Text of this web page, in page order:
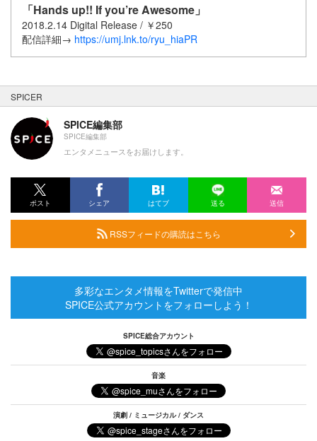
「Hands up!! If you’re Awesome」
2018.2.14 Digital Release / ￥250
配信詳細→ https://umj.lnk.to/ryu_hiaPR
SPICER
SPICE編集部
SPICE編集部
エンタメニュースをお届けします。
ポスト シェア はてブ 送る 送信
RSSフィードの購読はこちら
多彩なエンタメ情報をTwitterで発信中
SPICE公式アカウントをフォローしよう！
SPICE総合アカウント
音楽
演劇 / ミュージカル / ダンス